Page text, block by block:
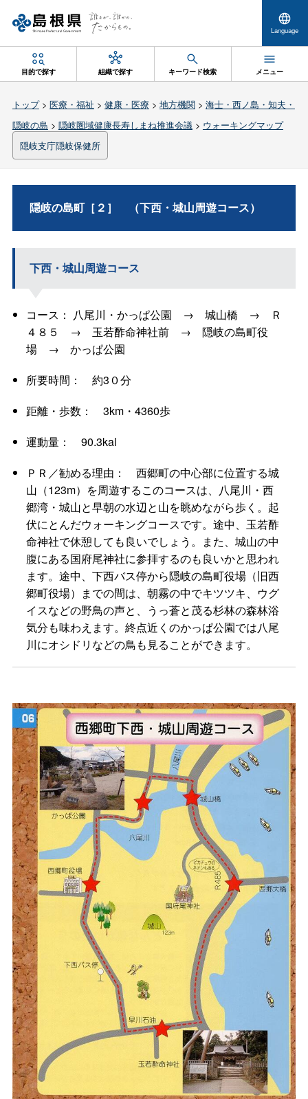
Language
目的で探す 組織で探す キーワード検索 メニュー
トップ> 医療・福祉 > 健康・医療 > 地方機関> 海士・西ノ島・知夫・
隠岐の島 > 隠岐圏域健康長寿しまね推進会議> ウォーキングマップ
隠岐支庁隠岐保健所
隠岐の島町［２］ （下西・城山周遊コース）
下西・城山周遊コース
コース： 八尾川・かっぱ公園 → 城山橋 → Ｒ
４８５ → 玉若酢命神社前 → 隠岐の島町役
場 → かっぱ公園
所要時間： 約3０分
距離・歩数： 3km・4360歩
運動量： 90.3kal
ＰＲ／勧める理由： 西郷町の中心部に位置する城
山（123m）を周遊するこのコースは、八尾川・西
郷湾・城山と早朝の水辺と山を眺めながら歩く。起
伏にとんだウォーキングコースです。途中、玉若酢
命神社で休憩しても良いでしょう。また、城山の中
腹にある国府尾神社に参拝するのも良いかと思われ
ます。途中、下西バス停から隠岐の島町役場（旧西
郷町役場）までの間は、朝霧の中でキツツキ、ウグ
イスなどの野鳥の声と、うっ蒼と茂る杉林の森林浴
気分も味わえます。終点近くのかっぱ公園では八尾
川にオシドリなどの鳥も見ることができます。